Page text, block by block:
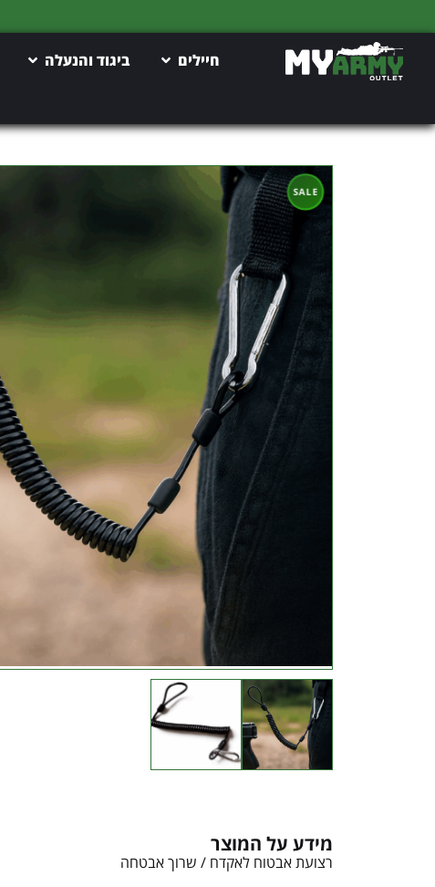
חיילים ביגוד והנעלה
מידע על המוצר
רצועת אבטוח לאקדח / שרוך אבטחה